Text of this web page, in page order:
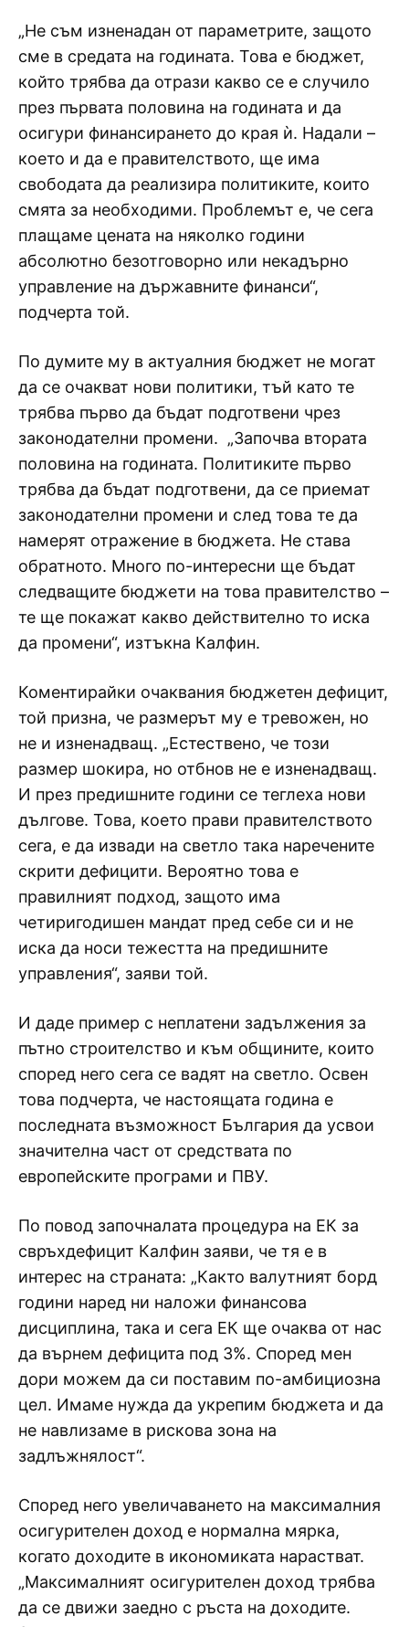
„Не съм изненадан от параметрите, защото
сме в средата на годината. Това е бюджет,
който трябва да отрази какво се е случило
през първата половина на годината и да
осигури финансирането до края ѝ. Надали –
което и да е правителството, ще има
свободата да реализира политиките, които
смята за необходими. Проблемът е, че сега
плащаме цената на няколко години
абсолютно безотговорно или некадърно
управление на държавните финанси“,
подчерта той.
По думите му в актуалния бюджет не могат
да се очакват нови политики, тъй като те
трябва първо да бъдат подготвени чрез
законодателни промени. „Започва втората
половина на годината. Политиките първо
трябва да бъдат подготвени, да се приемат
законодателни промени и след това те да
намерят отражение в бюджета. Не става
обратното. Много по-интересни ще бъдат
следващите бюджети на това правителство –
те ще покажат какво действително то иска
да промени“, изтъкна Калфин.
Коментирайки очаквания бюджетен дефицит,
той призна, че размерът му е тревожен, но
не и изненадващ. „Естествено, че този
размер шокира, но отбнов не е изненадващ.
И през предишните години се теглеха нови
дългове. Това, което прави правителството
сега, е да извади на светло така наречените
скрити дефицити. Вероятно това е
правилният подход, защото има
четиригодишен мандат пред себе си и не
иска да носи тежестта на предишните
управления“, заяви той.
И даде пример с неплатени задължения за
пътно строителство и към общините, които
според него сега се вадят на светло. Освен
това подчерта, че настоящата година е
последната възможност България да усвои
значителна част от средствата по
европейските програми и ПВУ.
По повод започналата процедура на ЕК за
свръхдефицит Калфин заяви, че тя е в
интерес на страната: „Както валутният борд
години наред ни наложи финансова
дисциплина, така и сега ЕК ще очаква от нас
да върнем дефицита под 3%. Според мен
дори можем да си поставим по-амбициозна
цел. Имаме нужда да укрепим бюджета и да
не навлизаме в рискова зона на
задлъжнялост“.
Според него увеличаването на максималния
осигурителен доход е нормална мярка,
когато доходите в икономиката нарастват.
„Максималният осигурителен доход трябва
да се движи заедно с ръста на доходите.